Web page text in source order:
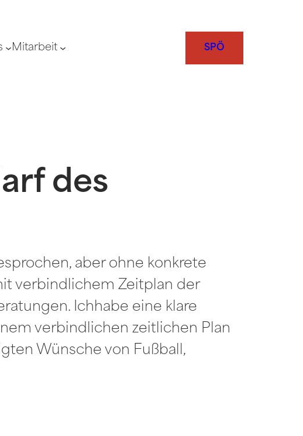
Mitarbeit SPÖ
des
aber ohne konkrete
verbindlichem Zeitplan der
Ichhabe eine klare
verbindlichen zeitlichen Plan
Wünsche von Fußball,